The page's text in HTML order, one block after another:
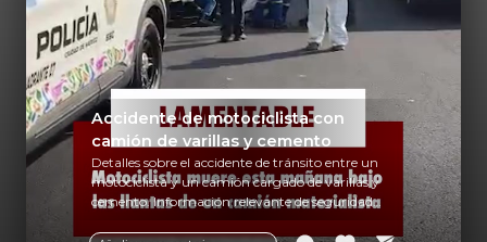
Accidente de motociclista con
camión de varillas y cemento
Detalles sobre el accidente de tránsito entre un
motociclista y un camión cargado de varillas y
cemento. Información relevante de seguridad
vial y recomendaciones para motociclistas.